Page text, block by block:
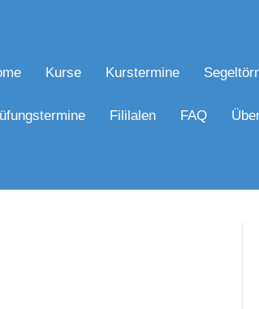
Kurse Kurstermine
Fililalen FAQ